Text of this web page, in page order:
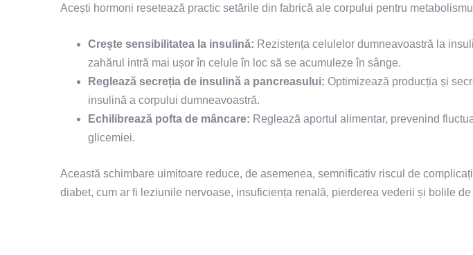
Acești hormoni resetează practic setările din fabrică ale corpului pentru
Crește sensibilitatea la insulină: Rezistența celulelor dumneavoastră la
zahărul intră mai ușor în celule în loc să se acumuleze în sânge.
Reglează secreția de insulină a pancreasului: Optimizează producția și
insulină a corpului dumneavoastră.
Echilibrează pofta de mâncare: Reglează aportul alimentar, prevenind
glicemiei.
Această schimbare uimitoare reduce, de asemenea, semnificativ riscul de
diabet, cum ar fi leziunile nervoase, insuficiența renală, pierderea vederii și bolile de